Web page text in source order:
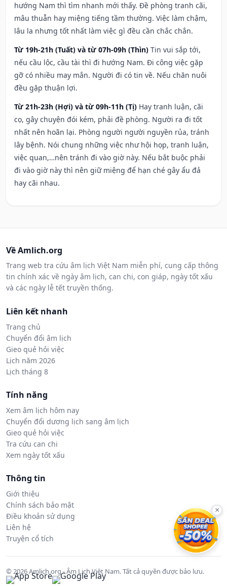
hướng Nam thì tìm nhanh mới thấy. Đề phòng tranh cãi,
mâu thuẫn hay miệng tiếng tầm thường. Việc làm chậm,
lâu la nhưng tốt nhất làm việc gì đều cần chắc chắn.
Từ 19h-21h (Tuất) và từ 07h-09h (Thìn) Tin vui sắp tới,
nếu cầu lộc, cầu tài thì đi hướng Nam. Đi công việc gặp
gỡ có nhiều may mắn. Người đi có tin về. Nếu chăn nuôi
đều gặp thuận lợi.
Từ 21h-23h (Hợi) và từ 09h-11h (Tị) Hay tranh luận, cãi
cọ, gây chuyện đói kém, phải đề phòng. Người ra đi tốt
nhất nên hoãn lại. Phòng người người nguyền rủa, tránh
lây bệnh. Nói chung những việc như hội họp, tranh luận,
việc quan,…nên tránh đi vào giờ này. Nếu bắt buộc phải
đi vào giờ này thì nên giữ miệng để hạn ché gây ẩu đả
hay cãi nhau.
Về Amlich.org
Trang web tra cứu âm lịch Việt Nam miễn phí, cung cấp thông
tin chính xác về ngày âm lịch, can chi, con giáp, ngày tốt xấu
và các ngày lễ tết truyền thống.
Liên kết nhanh
Trang chủ
Chuyển đổi âm lịch
Gieo quẻ hỏi việc
Lịch năm 2026
Lịch tháng 8
Tính năng
Xem âm lịch hôm nay
Chuyển đổi dương lịch sang âm lịch
Gieo quẻ hỏi việc
Tra cứu can chi
Xem ngày tốt xấu
Thông tin
Giới thiệu
Chính sách bảo mật
Điều khoản sử dụng
Liên hệ
Truyện cổ tích
© 2026 Amlich.org - Âm Lịch Việt Nam. Tất cả quyền được bảo lưu.
×